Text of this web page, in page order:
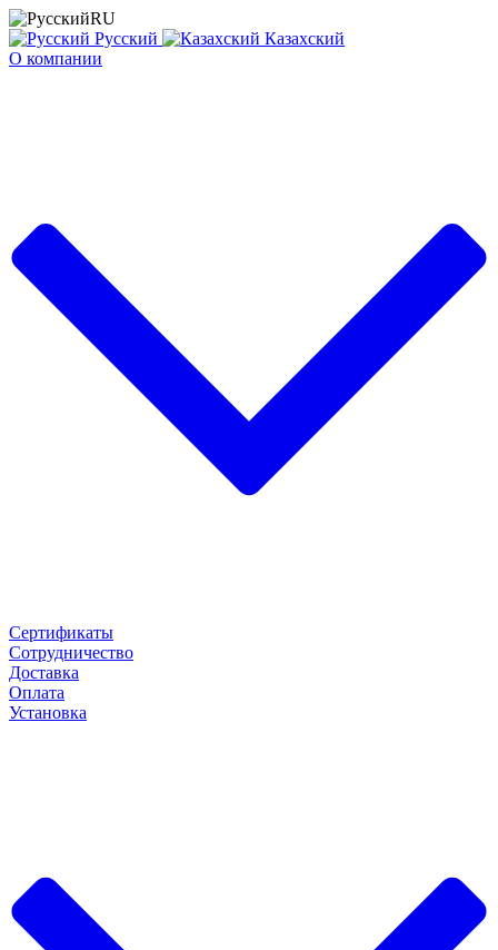
RU
Русский
Казахский
О компании
Сертификаты
Сотрудничество
Доставка
Оплата
Установка